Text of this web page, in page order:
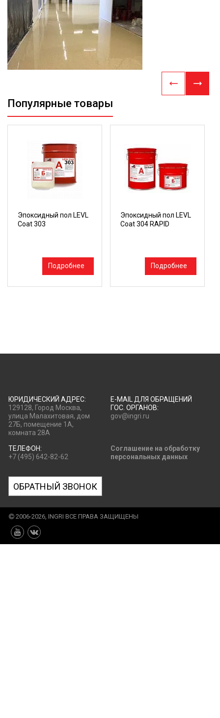
Популярные товары
Эпоксидный пол LEVL
Coat 303
Подробнее
Эпоксидный пол LEVL
Coat 304 RAPID
Подробнее
ЮРИДИЧЕСКИЙ АДРЕС:
129128, Город Москва,
улица Малахитовая, дом
27Б, помещение 1А,
комната 28А
E-MAIL ДЛЯ ОБРАЩЕНИЙ
ГОС. ОРГАНОВ:
gov@ingri.ru
ТЕЛЕФОН:
+7 (495) 642-82-62
Соглашение на обработку
персональных данных
ОБРАТНЫЙ ЗВОНОК
2006-2026, INGRI ВСЕ ПРАВА ЗАЩИЩЕНЫ